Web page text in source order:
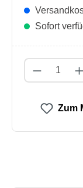
Sofort
Produkt
Zum